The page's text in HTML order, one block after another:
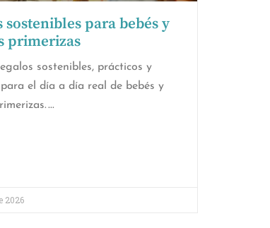
sostenibles para bebés y
primerizas
sostenibles, prácticos y
el día a día real de bebés y
2026